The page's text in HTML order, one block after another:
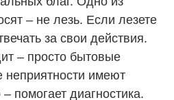
– не лезь. Если лезете
за свои действия.
– просто бытовые
неприятности имеют
помогает диагностика.